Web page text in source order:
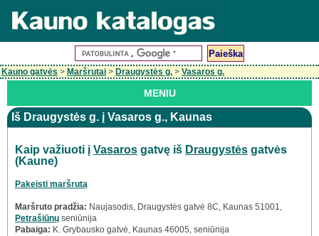
Kauno gatvės > Maršrutai > Draugystės g. > Vasaros g.
MENIU
Iš Draugystės g. į Vasaros g., Kaunas
Kaip važiuoti į Vasaros gatvę iš Draugystės gatvės
(Kaune)
Pakeisti maršrutą
Maršruto pradžia: Naujasodis, Draugystės gatvė 8C, Kaunas 51001,
Petrašiūnų seniūnija
Pabaiga: K. Grybausko gatvė, Kaunas 46005, seniūnija